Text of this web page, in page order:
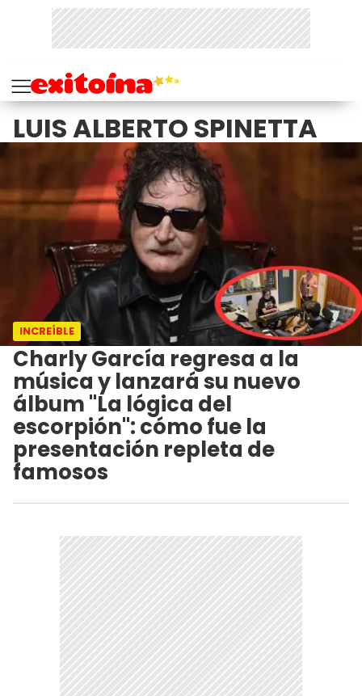
LUIS ALBERTO SPINETTA
INCREÍBLE
Charly García regresa a la
música y lanzará su nuevo
álbum "La lógica del
escorpión": cómo fue la
presentación repleta de
famosos